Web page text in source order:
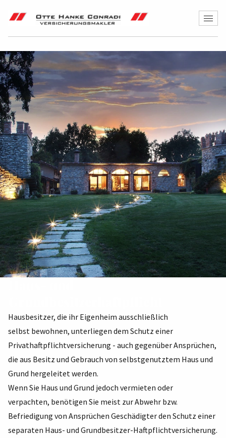
Hausbesitzer, die ihr Eigenheim ausschließlich
selbst bewohnen, unterliegen dem Schutz einer
Privathaftpflichtversicherung - auch gegenüber Ansprüchen,
die aus Besitz und Gebrauch von selbstgenutztem Haus und
Grund hergeleitet werden.
Wenn Sie Haus und Grund jedoch vermieten oder
verpachten, benötigen Sie meist zur Abwehr bzw.
Befriedigung von Ansprüchen Geschädigter den Schutz einer
separaten Haus- und Grundbesitzer-Haftpflichtversicherung.